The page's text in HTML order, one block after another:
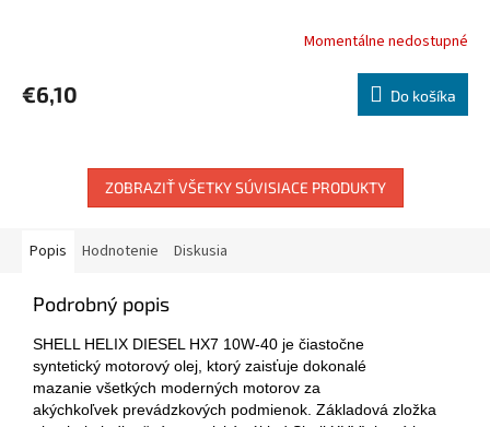
Momentálne nedostupné
€6,10 Do košíka
ZOBRAZIŤ VŠETKY SÚVISIACE PRODUKTY
Popis Hodnotenie Diskusia
Podrobný popis
SHELL HELIX DIESEL HX7 10W-40 je čiastočne
syntetický motorový olej, ktorý zaisťuje dokonalé
mazanie všetkých moderných motorov za
akýchkoľvek prevádzkových podmienok. Základová zložka